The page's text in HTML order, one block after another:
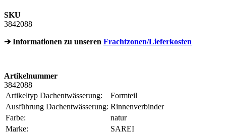
SKU
3842088
➔ Informationen zu unseren Frachtzonen/Lieferkosten
Artikelnummer
3842088
Artikeltyp Dachentwässerung:
Formteil
Ausführung Dachentwässerung: Rinnenverbinder
Farbe:
natur
Marke:
SAREI